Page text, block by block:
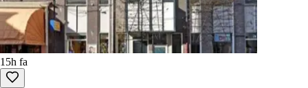
15h fa